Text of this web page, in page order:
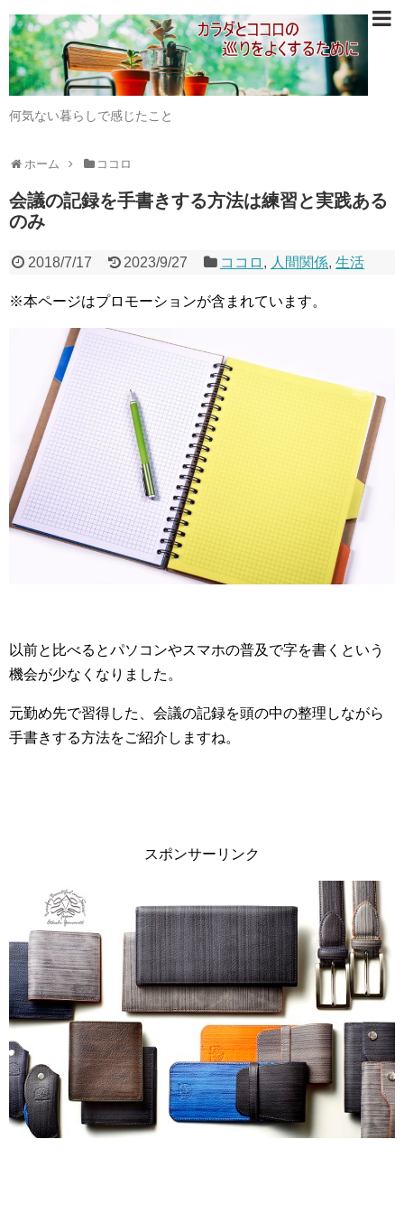
何気ない暮らしで感じたこと
ホーム ココロ
会議の記録を手書きする方法は練習と実践ある
のみ
2018/7/17 2023/9/27 ココロ , 人間関係,生活
※本ページはプロモーションが含まれています。
以前と比べるとパソコンやスマホの普及で字を書くという
機会が少なくなりました。
元勤め先で習得した、会議の記録を頭の中の整理しながら
手書きする方法をご紹介しますね。
スポンサーリンク